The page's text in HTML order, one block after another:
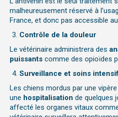
malheureusement réservé à
France, et donc pas accessible
Contrôle de la douleur
Le vétérinaire administrera des
puissants comme des opioïdes
Surveillance et soins
Les chiens mordus par une
une hospitalisation de quelques
affecté les organes vitaux